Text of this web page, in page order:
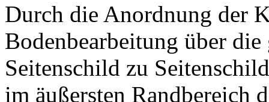
Durch die Anordnung der
Bodenbearbeitung über
Seitenschild zu
im äußersten Randbereich